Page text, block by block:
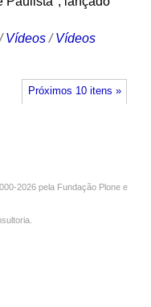
Vídeos /Vídeos
Próximos 10 itens »
2026 pela Fundação Plone e